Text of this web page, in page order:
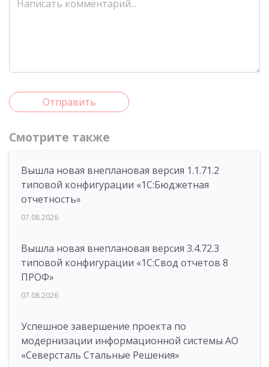
Отправить
Смотрите также
Вышла новая внеплановая версия 1.1.71.2
типовой конфигурации «1C:Бюджетная
отчетность»
07.08.2026
Вышла новая внеплановая версия 3.4.72.3
типовой конфигурации «1C:Свод отчетов 8
ПРОФ»
07.08.2026
Успешное завершение проекта по
модернизации информационной системы АО
«Северсталь Стальные Решения»